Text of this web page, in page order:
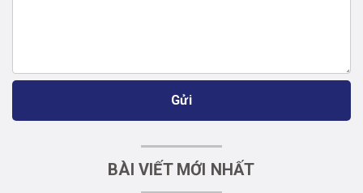
Gửi
BÀI VIẾT MỚI NHẤT